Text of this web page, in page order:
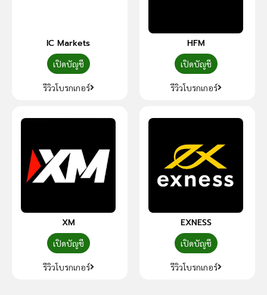
IC Markets
เปิดบัญชี
รีวิวโบรกเกอร์
HFM
เปิดบัญชี
รีวิวโบรกเกอร์
XM
เปิดบัญชี
รีวิวโบรกเกอร์
EXNESS
เปิดบัญชี
รีวิวโบรกเกอร์